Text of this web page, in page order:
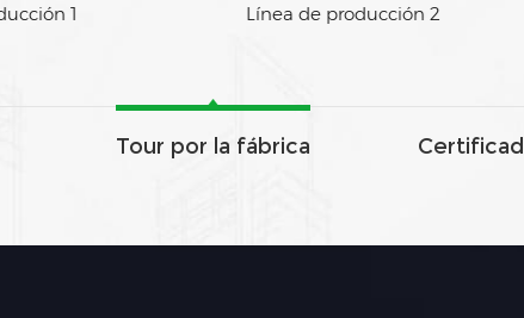
1 Línea de producción 2
Tour por la fábrica